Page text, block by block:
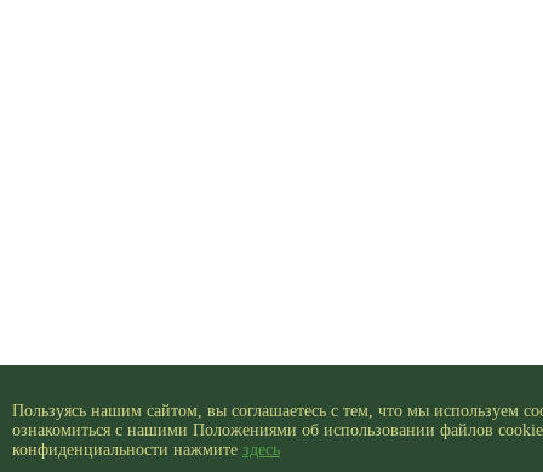
Пользуясь нашим сайтом, вы соглашаетесь с тем, что мы используем
ознакомиться с нашими Положениями об использовании файлов
конфиденциальности нажмите здесь